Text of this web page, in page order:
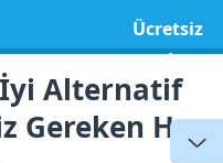
Ücretsiz
yazılım
İyi Alternatif
Gereken Her